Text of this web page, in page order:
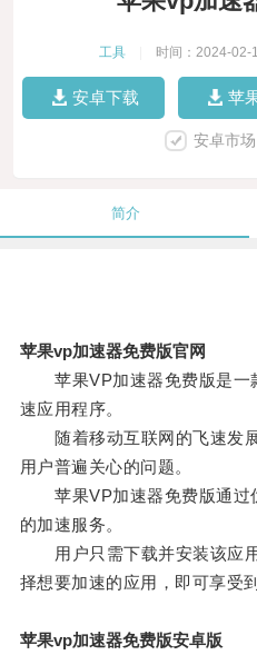
工具 时间：2024-02-
安卓下载 苹
安卓市
简介
苹果vp加速器免费版官网
苹果VP加速器免费版是一
速应用程序。
随着移动互联网的飞速发展
用户普遍关心的问题。
苹果VP加速器免费版通过
的加速服务。
用户只需下载并安装该应
择想要加速的应用，即可享受
苹果vp加速器免费版安卓版